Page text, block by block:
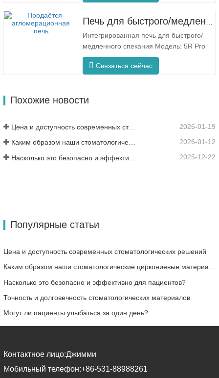
отличается максимальной скоростью
нагрева 200 °C/минуту, а круговой
нагрев на 360° обеспечивает
равномерную температуру и
стабильные…
Интегрированная печь для быстрого/
медленного спекания Модель: 5R Pro
Новая стоматологическая спекающая
печь специально разработана для
интеллектуален и эффективен,
Связаться сейчас
Похожие новости
Цена и доступность современных стоматологических решений 2026-01-19
Каким образом наши стоматологические циркониевые материалы могут способствовать вашему успеху? 2026-01-12
2025-12-22
Популярные статьи
Цена и доступность современных стоматологических решений
Каким образом наши стоматологические циркониевые материалы могут способствовать вашему успеху?
Насколько это безопасно и эффективно для пациентов?
Точность и долговечность стоматологических материалов
Могут ли пациенты улыбаться за один день?
Контактное лицо:Джимми
Мобильный телефон:+86-531-88988261